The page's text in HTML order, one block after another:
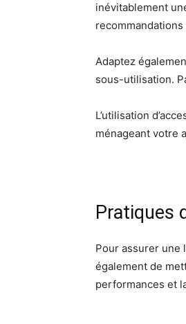
inévitablement
Adaptez
sous-utilisation.
L’utilisation
ménageant votre
Pratiques
Pour assurer une
également de
performances et